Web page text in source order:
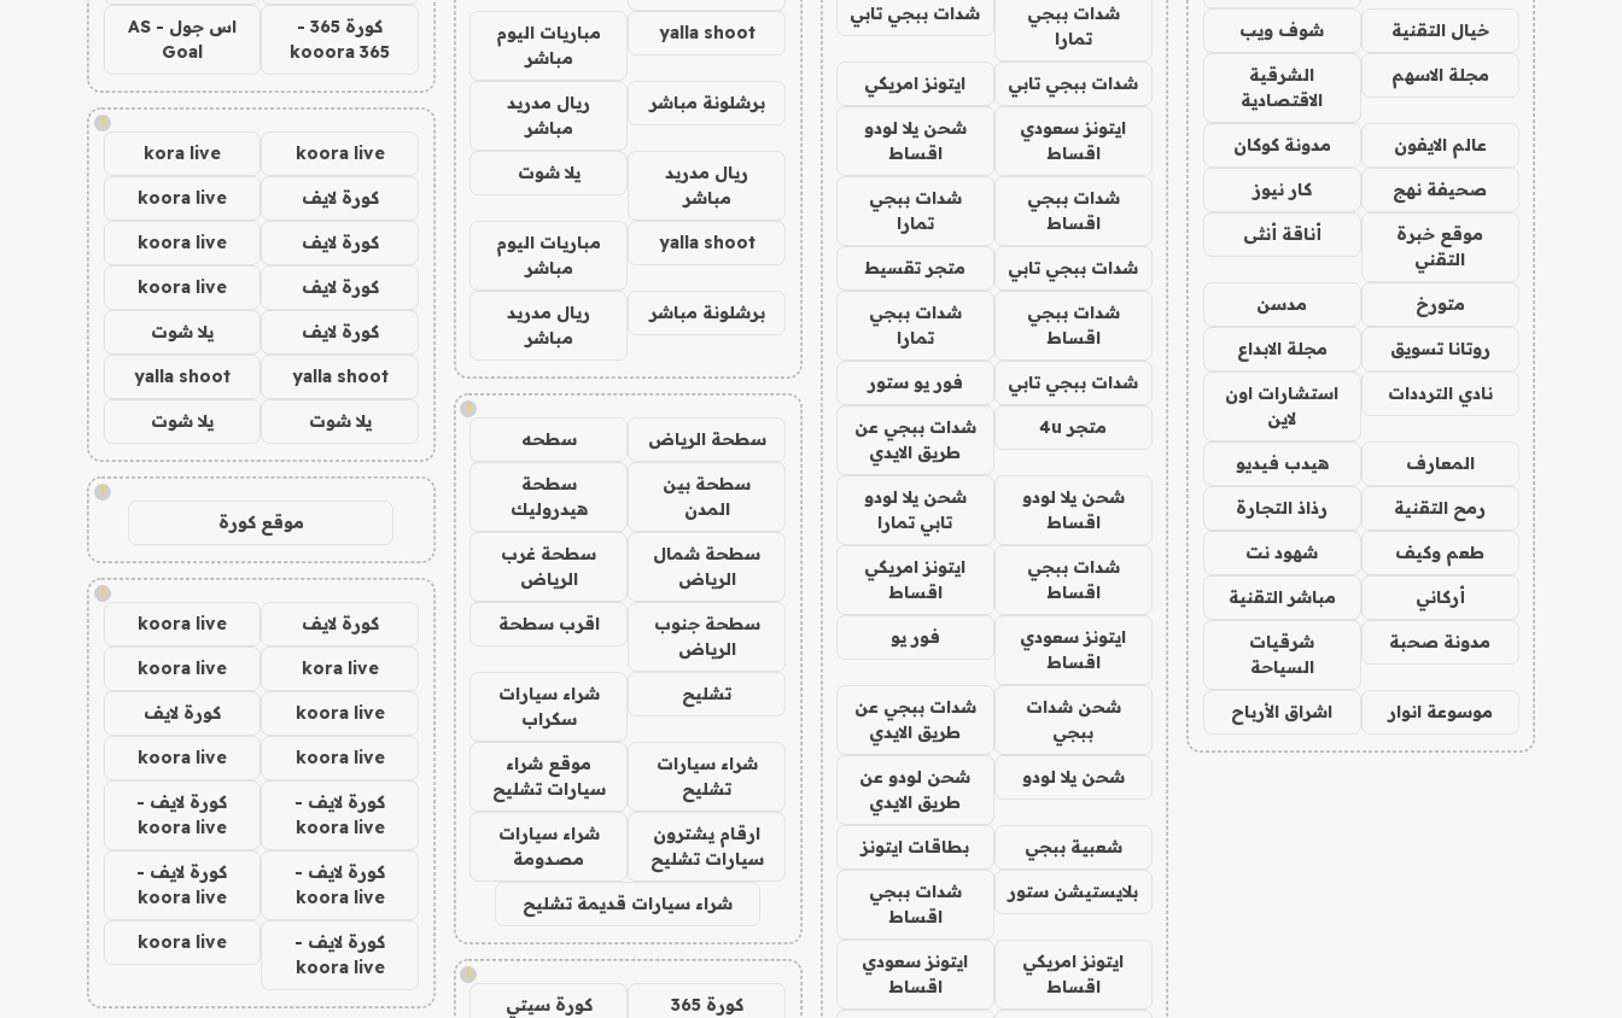
خيال التقنية شوف ويب
مجلة الاسهم
الشرقية
الاقتصادية
عالم الايفون مدونة كوكان
صحيفة نهج كار نيوز
موقع خبرة
التقني
أناقة أنثى
متورخ مدسن
روتانا تسويق مجلة الابداع
نادي الترددات
استشارات اون
لاين
المعارف هيدب فيديو
رمح التقنية رذاذ التجارة
طعم وكيف شهود نت
أركاني مباشر التقنية
مدونة صحبة
شرقيات
السياحة
موسوعة انوار اشراق الأرباح
شدات ببجي
تمارا
شدات ببجي تابي
شدات ببجي تابي ايتونز امريكي
ايتونز سعودي
اقساط
شحن يلا لودو
اقساط
شدات ببجي
اقساط
شدات ببجي
تمارا
شدات ببجي تابي متجر تقسيط
شدات ببجي
اقساط
شدات ببجي
تمارا
شدات ببجي تابي فور يو ستور
متجر 4u
شدات ببجي عن
طريق الايدي
شحن يلا لودو
اقساط
شحن يلا لودو
تابي تمارا
شدات ببجي
اقساط
ايتونز امريكي
اقساط
ايتونز سعودي
اقساط
فور يو
شحن شدات
ببجي
شدات ببجي عن
طريق الايدي
شحن يلا لودو
شحن لودو عن
طريق الايدي
شعبية ببجي بطاقات ايتونز
بلايستيشن ستور
شدات ببجي
اقساط
ايتونز امريكي
اقساط
ايتونز سعودي
اقساط
yalla shoot
مباريات اليوم
مباشر
برشلونة مباشر
ريال مدريد
مباشر
ريال مدريد
مباشر
يلا شوت
yalla shoot
مباريات اليوم
مباشر
برشلونة مباشر
ريال مدريد
مباشر
!
سطحة الرياض سطحه
سطحة بين
المدن
سطحة
هيدروليك
سطحة شمال
الرياض
سطحة غرب
الرياض
سطحة جنوب
الرياض
اقرب سطحة
تشليح
شراء سيارات
سكراب
شراء سيارات
تشليح
موقع شراء
سيارات تشليح
ارقام يشترون
سيارات تشليح
شراء سيارات
مصدومة
شراء سيارات قديمة تشليح
!
كورة 365 كورة سيتي
كورة 365 -
kooora 365
اس جول - AS
Goal
!
koora live
kora live
كورة لايف koora live
كورة لايف koora live
كورة لايف koora live
كورة لايف يلا شوت
yalla shoot
yalla shoot
يلا شوت يلا شوت
!
موقع كورة
!
كورة لايف koora live
kora live
koora live
koora live كورة لايف
koora live
koora live
كورة لايف -
koora live
كورة لايف -
koora live
كورة لايف -
koora live
كورة لايف -
koora live
كورة لايف -
koora live
koora live